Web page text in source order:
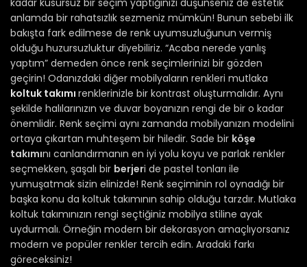
anlamda bir rahatsızlık sezmeniz mümkün! Bunun sebebi ilk
bakışta fark edilmese de renk uyumsuzluğunun vermiş
olduğu huzursuzluktur diyebiliriz. “Acaba nerede yanlış
yaptım” demeden önce renk seçimlerinizi bir gözden
geçirin! Odanızdaki diğer mobilyaların renkleri mutlaka
koltuk takımı renklerinizle bir kontrast oluşturmalıdır. Aynı
şekilde halılarınızın ve duvar boyanızın rengi de bir o kadar
önemlidir. Renk seçimi aynı zamanda mobilyanızın modelini
ortaya çıkartan muhteşem bir hiledir. Sade bir köşe
takımını canlandırmanın en iyi yolu koyu ve parlak renkler
seçmekken, şaşalı bir berjeri de pastel tonları ile
yumuşatmak sizin elinizde! Renk seçiminin rol oynadığı bir
başka konu da koltuk takımının sahip olduğu tarzdır. Mutlaka
koltuk takımınızın rengi seçtiğiniz mobilya stiline ayak
uydurmalı. Örneğin modern bir dekorasyon amaçlıyorsanız
modern ve popüler renkler tercih edin. Aradaki farkı
göreceksiniz!